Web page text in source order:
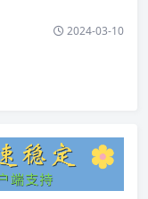
2024-03-10